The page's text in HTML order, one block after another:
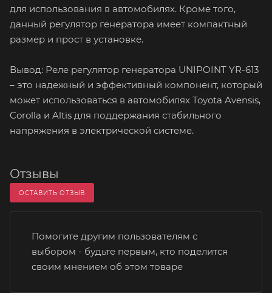
для использования в автомобилях. Кроме того,
данный регулятор генератора имеет компактный
размер и прост в установке.
Вывод: Реле регулятор генератора UNIPOINT YR-613
– это надежный и эффективный компонент, который
может использоваться в автомобилях Toyota Avensis,
Corolla и Altis для поддержания стабильного
напряжения в электрической системе.
Отзывы
ОСТАВИТЬ ОТЗЫВ
Помогите другим пользователям с
выбором - будьте первым, кто поделится
своим мнением об этом товаре